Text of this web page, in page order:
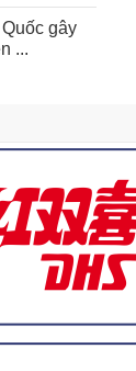
gây
...